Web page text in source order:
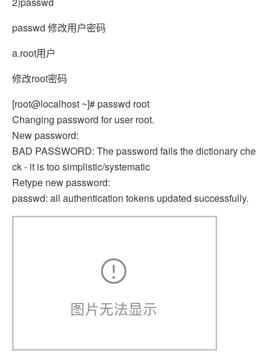
passwd 修改用户密码
a.root用户
修改root密码
[root@localhost ~]# passwd root
Changing password for user root.
New password:
BAD PASSWORD: The password fails the dictionary che
ck - it is too simplistic/systematic
Retype new password:
passwd: all authentication tokens updated successfully.